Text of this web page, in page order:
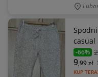
casual
-66%
KUP
9,99zł